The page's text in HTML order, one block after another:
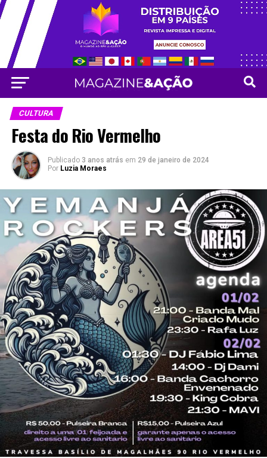
CULTURA
Festa do Rio Vermelho
Publicado 3 anos atrás em 29 de janeiro de 2024
Por Luzia Moraes
Vá para versão mobile